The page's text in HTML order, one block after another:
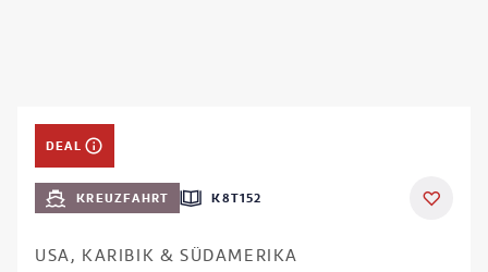
DEAL
KREUZFAHRT K8T152
USA, KARIBIK & SÜDAMERIKA